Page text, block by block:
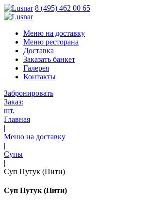
8 (495) 462 00 65
Меню на доставку
Меню ресторана
Доставка
Заказать банкет
Галерея
Контакты
Забронировать
Заказ:
шт.
Главная
|
Меню на доставку
|
Супы
|
Суп Путук (Пити)
Суп Путук (Пити)